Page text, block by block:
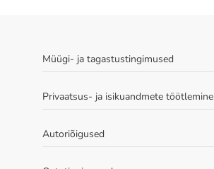
Valikuid
tootelehel.
Müügi- ja tagastustingimused
Privaatsus- ja isikuandmete töötlemine
Autoriõigused